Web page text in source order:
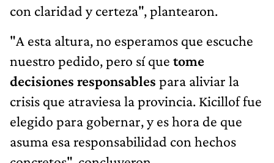
con claridad y certeza", plantearon.
"A esta altura, no esperamos que escuche
nuestro pedido, pero sí que tome
decisiones responsables para aliviar la
crisis que atraviesa la provincia. Kicillof fue
elegido para gobernar, y es hora de que
asuma esa responsabilidad con hechos